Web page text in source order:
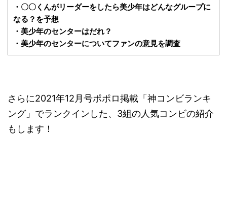
・〇〇くんがリーダーをしたら美少年はどんなグループに
なる？を予想
・美少年のセンターはだれ？
・美少年のセンターについてファンの意見を調査
さらに2021年12月号ポポロ掲載「神コンビランキ
ング」でランクインした、3組の人気コンビの紹介
もします！